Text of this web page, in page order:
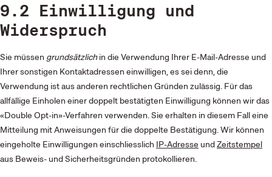
9.2 Einwilligung und
Widerspruch
Sie müssen grundsätzlichin die Verwendung Ihrer E-Mail-Adresse und
Ihrer sonstigen Kontaktadressen einwilligen, es sei denn, die
Verwendung ist aus anderen rechtlichen Gründen zulässig. Für das
allfällige Einholen einer doppelt bestätigten Einwilligung können wir das
«Double Opt-in»-Verfahren verwenden. Sie erhalten in diesem Fall eine
Mitteilung mit Anweisungen für die doppelte Bestätigung. Wir können
eingeholte Einwilligungen einschliesslich IP-Adresse undZeitstempel
aus Beweis- und Sicherheitsgründen protokollieren.